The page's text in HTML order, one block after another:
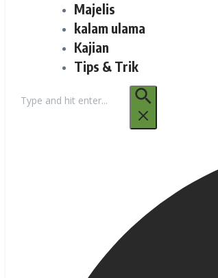
Majelis
kalam ulama
Kajian
Tips & Trik
untuk: